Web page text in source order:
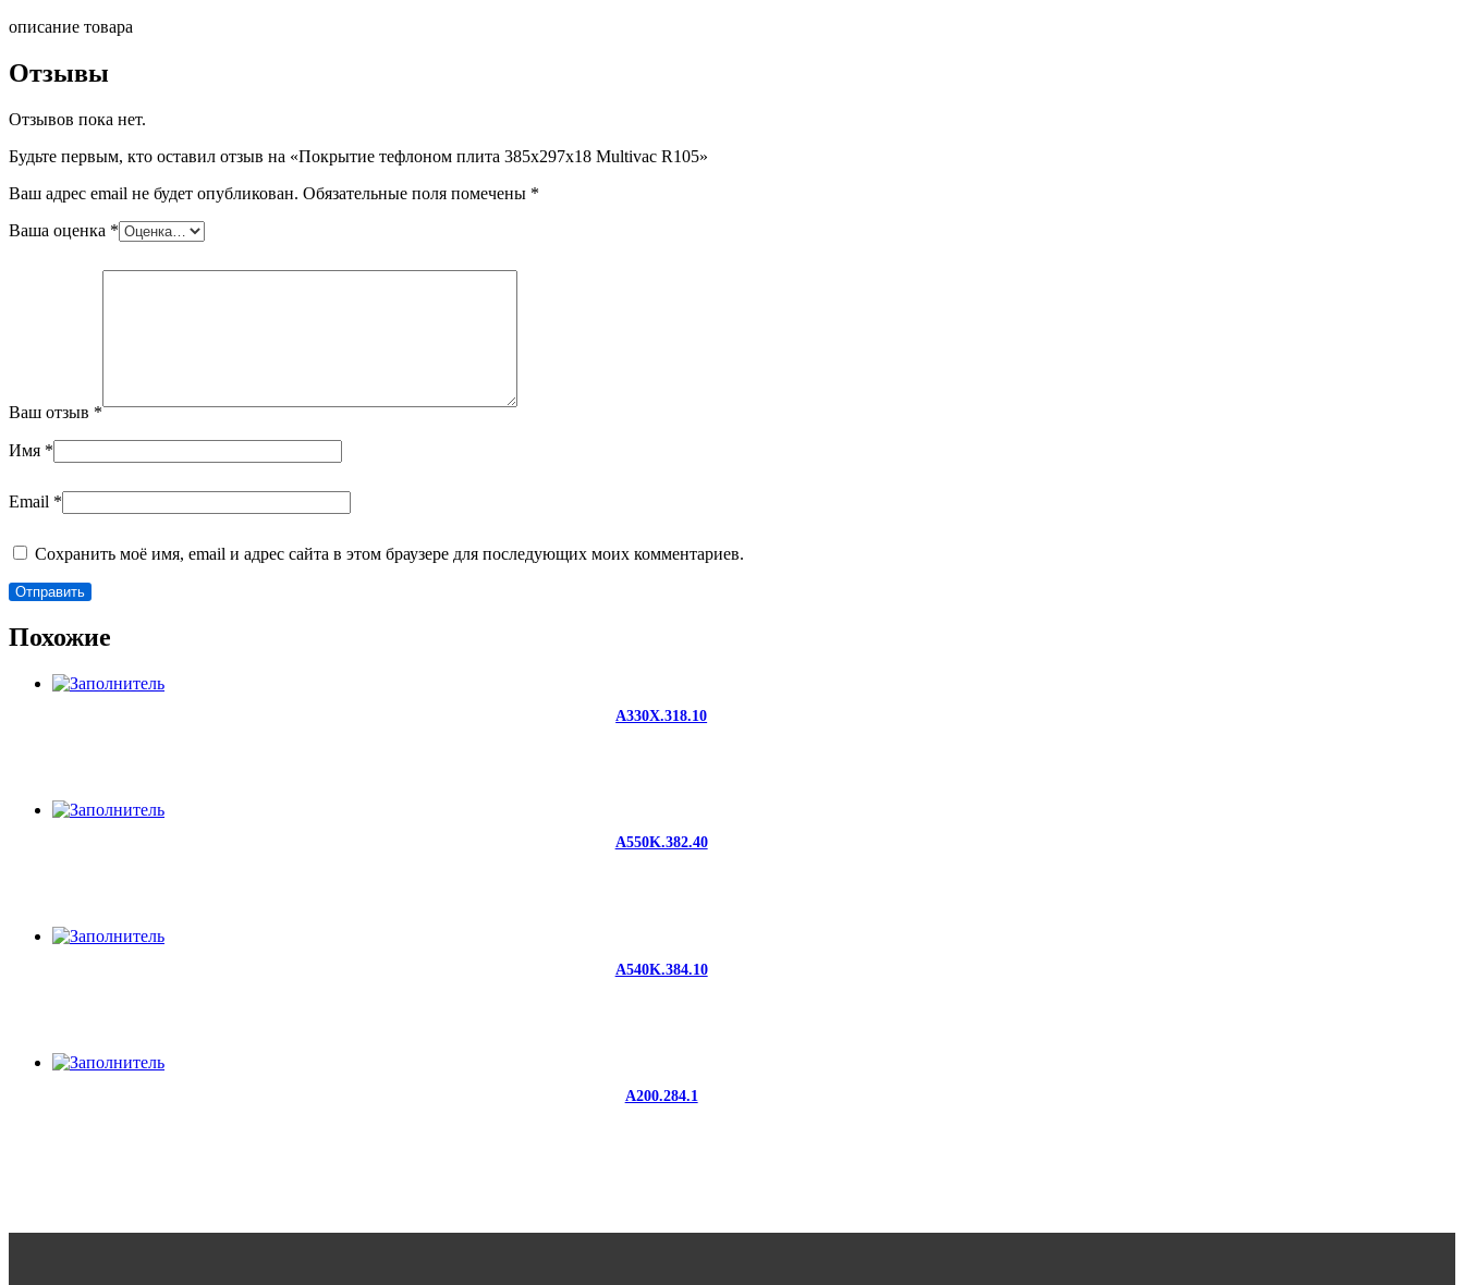
R105
описание товара
Отзывы
Отзывов пока нет.
Будьте первым, кто оставил отзыв на «Покрытие тефлоном плита 385х297х18 Multivac R105»
Ваш адрес email не будет опубликован. Обязательные поля помечены *
Ваша оценка *
Ваш отзыв *
Имя *
Email *
Сохранить моё имя, email и адрес сайта в этом браузере для последующих моих комментариев.
Похожие
A330X.318.10
A550K.382.40
A540K.384.10
A200.284.1